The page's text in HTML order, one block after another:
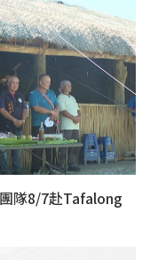
隊8/7赴Tafalong